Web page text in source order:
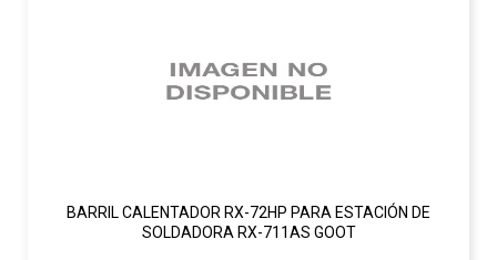
BARRIL CALENTADOR RX-72HP PARA ESTACIÓN DE
SOLDADORA RX-711AS GOOT